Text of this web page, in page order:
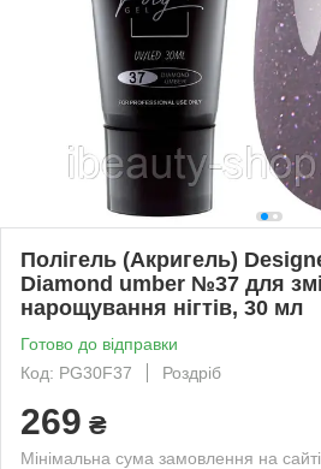
Полігель (Акригель)
Diamond umber №37 для
нарощування нігтів, 30 мл
Готово до відправки
Код: PG30F37
Роздріб
269 ₴
Мінімальна сума замовлення на